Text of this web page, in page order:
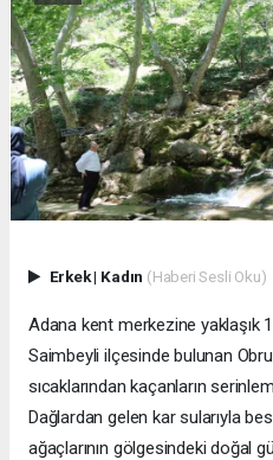
Erkek| Kadın (Haberi Sesli Oku)
Adana kent merkezine yaklaşık
Saimbeyli ilçesinde bulunan
sıcaklarından kaçanların
Dağlardan gelen kar sularıyla
ağaçlarının gölgesindeki doğal